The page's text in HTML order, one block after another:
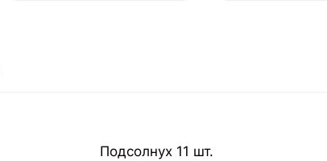
Подсолнух 11 шт.